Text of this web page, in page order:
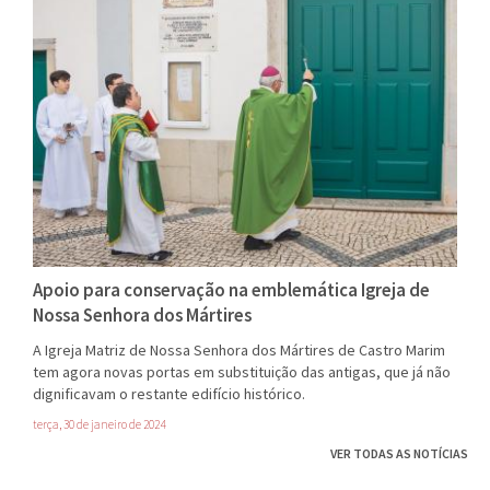
Apoio para conservação na emblemática Igreja de
Nossa Senhora dos Mártires
A Igreja Matriz de Nossa Senhora dos Mártires de Castro Marim
tem agora novas portas em substituição das antigas, que já não
dignificavam o restante edifício histórico.
terça, 30 de janeiro de 2024
VER TODAS AS NOTÍCIAS